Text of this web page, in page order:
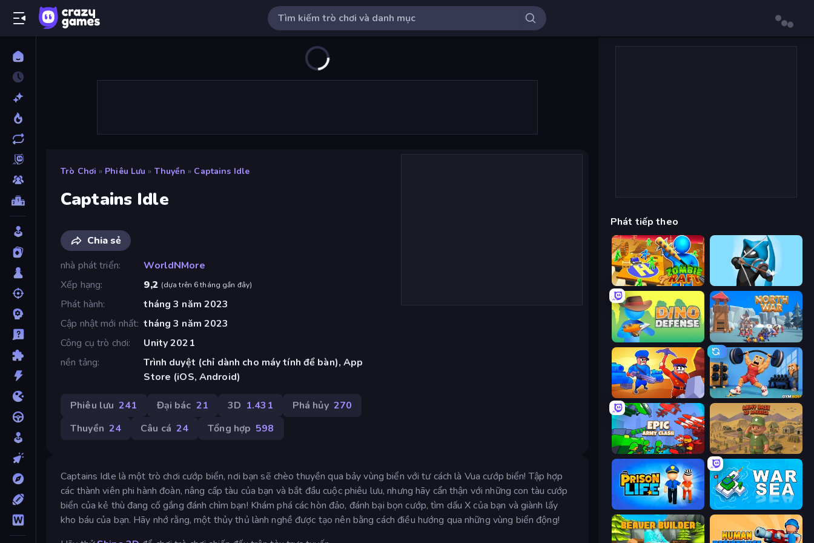
Trò Chơi » Phiêu Lưu » Thuyền » Captains Idle
Captains Idle
Chia sẻ
nhà phát triển
WorldNMore
Xếp hạng
9,2 (dựa trên 6 tháng gần đây)
Phát hành
tháng 3 năm 2023
Cập nhật mới nhất tháng 3 năm 2023
Công cụ trò chơi
Unity 2021
nền tảng
Trình duyệt (chỉ dành cho máy tính để bàn), App
Store (iOS, Android)
Phiêu lưu 241 Đại bác 21 3D 1.431 Phá hủy 270
Thuyền 24 Câu cá 24 Tổng hợp 598
Captains Idle là một trò chơi cướp biển, nơi bạn sẽ chèo thuyền qua bảy vùng biển với tư cách là Vua cướp biển! Tập hợp
các thành viên phi hành đoàn, nâng cấp tàu của bạn và bắt đầu cuộc phiêu lưu, nhưng hãy cẩn thận với những con tàu cướp
biển của kẻ thù đang cố gắng đánh chìm bạn! Khám phá các hòn đảo, đánh bại bọn cướp, tìm dấu X của bạn và giành lấy
kho báu của bạn. Hãy nhớ rằng, một thủy thủ lành nghề được tạo nên bằng cách điều hướng qua những vùng biển động!
Phát tiếp theo
Zombie Raft
Dino Defense North War
Craft and Battle Gym Boss
Epic Army Clash Army Base Of America
Prison Life War Sea